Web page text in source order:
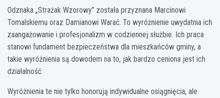
Odznaka „Strażak Wzorowy” została przyznana Marcinowi
Tomalskiemu oraz Damianowi Warać. To wyróżnienie uwydatnia ich
zaangażowanie i profesjonalizm w codziennej służbie. Ich praca
stanowi fundament bezpieczeństwa dla mieszkańców gminy, a
takie wyróżnienia są dowodem na to, jak bardzo ceniona jest ich
działalność.
Wyróżnienia te nie tylko honorują indywidualne osiągnięcia, ale